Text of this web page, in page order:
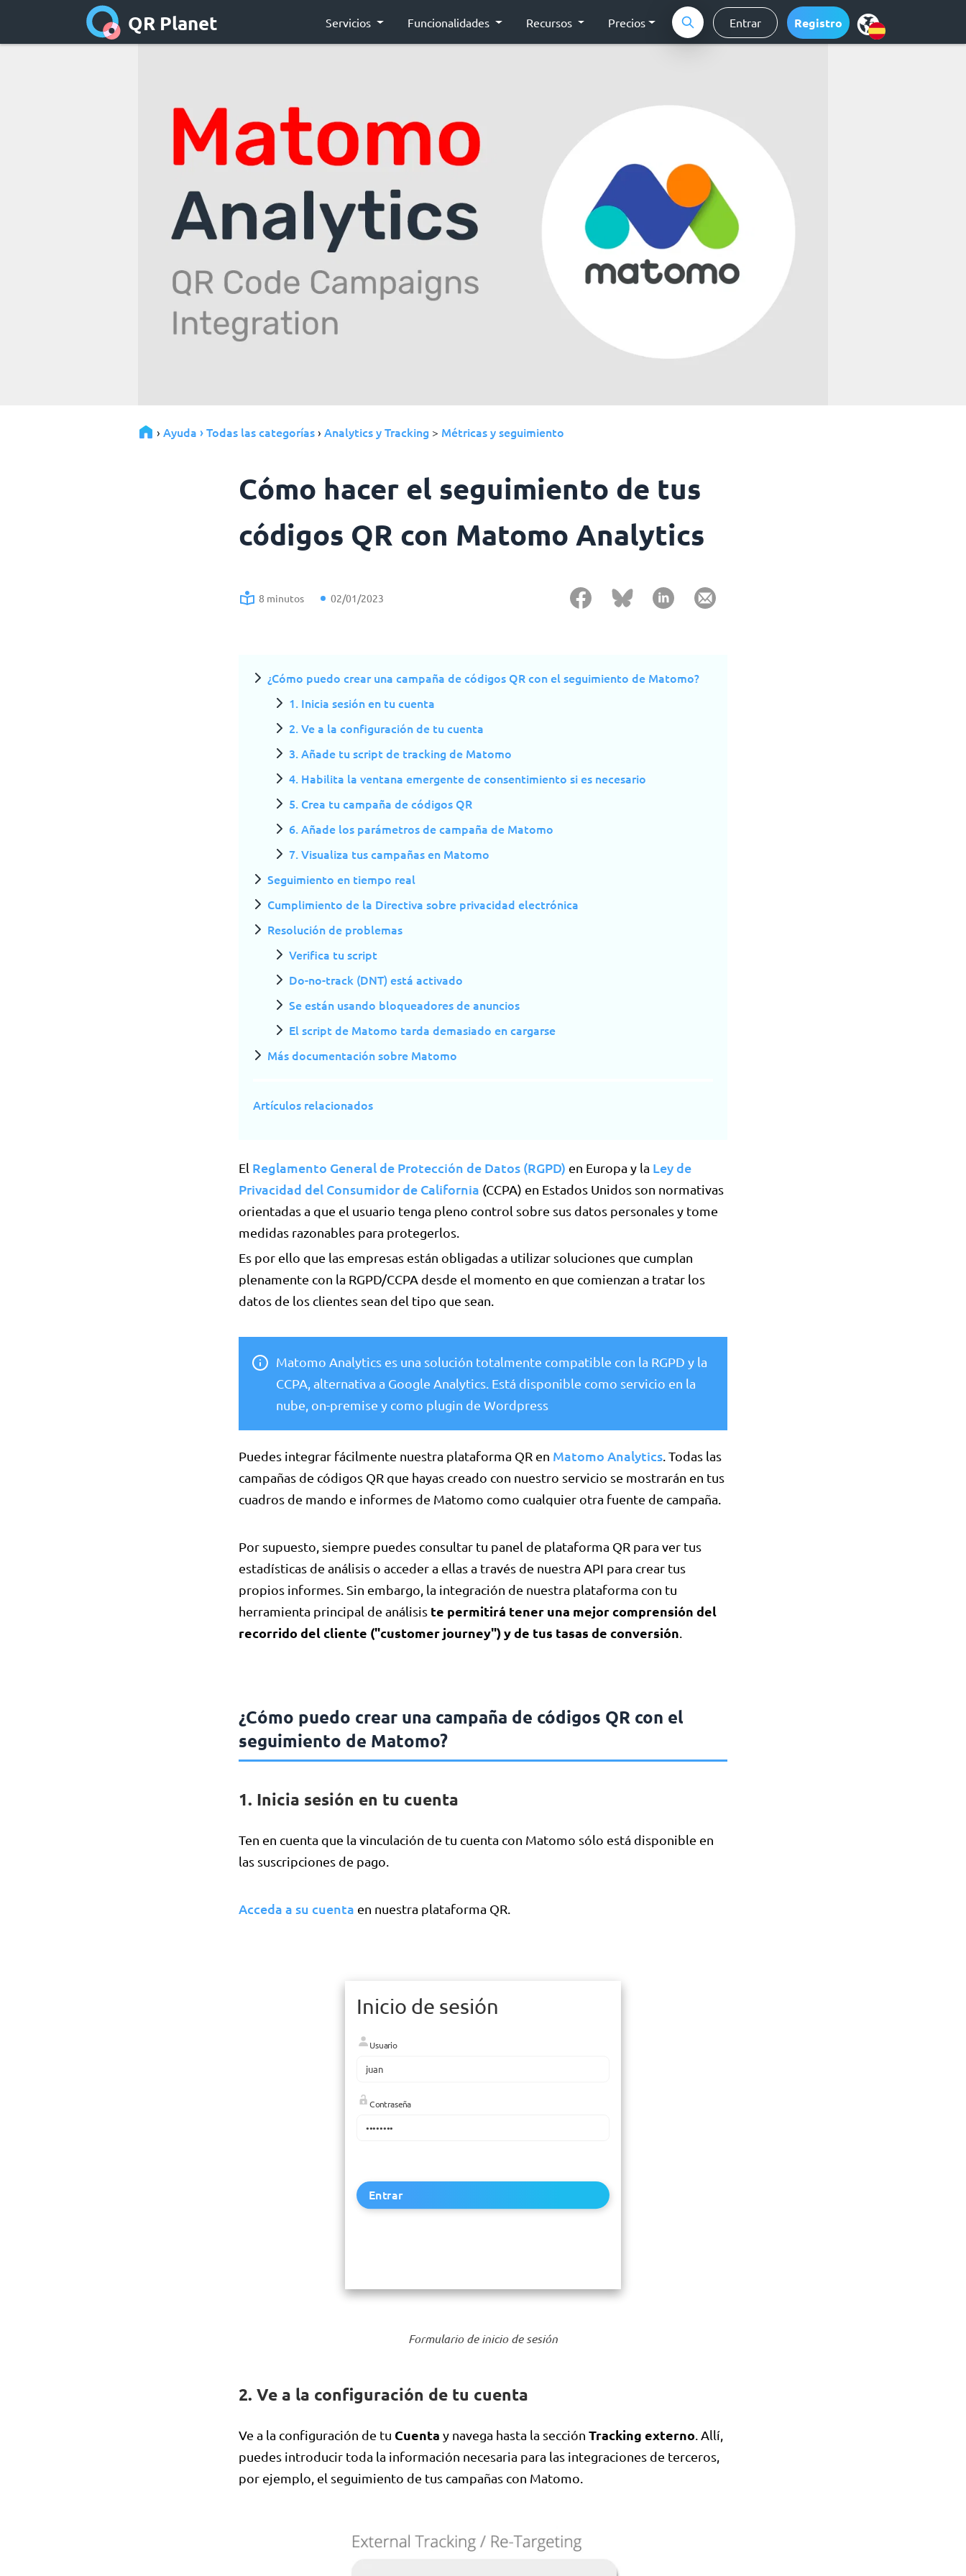
QR Planet Servicios Funcionalidades Recursos Precios Entrar Registro
› Ayuda › Todas las categorías › Analytics y Tracking > Métricas y seguimiento
Cómo hacer el seguimiento de tus
códigos QR con Matomo Analytics
8 minutos 02/01/2023
¿Cómo puedo crear una campaña de códigos QR con el seguimiento de Matomo?
1. Inicia sesión en tu cuenta
2. Ve a la configuración de tu cuenta
3. Añade tu script de tracking de Matomo
4. Habilita la ventana emergente de consentimiento si es necesario
5. Crea tu campaña de códigos QR
6. Añade los parámetros de campaña de Matomo
7. Visualiza tus campañas en Matomo
Seguimiento en tiempo real
Cumplimiento de la Directiva sobre privacidad electrónica
Resolución de problemas
Verifica tu script
Do-no-track (DNT) está activado
Se están usando bloqueadores de anuncios
El script de Matomo tarda demasiado en cargarse
Más documentación sobre Matomo
Artículos relacionados
El Reglamento General de Protección de Datos (RGPD) en Europa y la Ley de
Privacidad del Consumidor de California (CCPA) en Estados Unidos son normativas
orientadas a que el usuario tenga pleno control sobre sus datos personales y tome
medidas razonables para protegerlos.
Es por ello que las empresas están obligadas a utilizar soluciones que cumplan
plenamente con la RGPD/CCPA desde el momento en que comienzan a tratar los
datos de los clientes sean del tipo que sean.
Matomo Analytics es una solución totalmente compatible con la RGPD y la
CCPA, alternativa a Google Analytics. Está disponible como servicio en la
nube, on-premise y como plugin de Wordpress
Puedes integrar fácilmente nuestra plataforma QR en Matomo Analytics. Todas las
campañas de códigos QR que hayas creado con nuestro servicio se mostrarán en tus
cuadros de mando e informes de Matomo como cualquier otra fuente de campaña.
Por supuesto, siempre puedes consultar tu panel de plataforma QR para ver tus
estadísticas de análisis o acceder a ellas a través de nuestra API para crear tus
propios informes. Sin embargo, la integración de nuestra plataforma con tu
herramienta principal de análisis te permitirá tener una mejor comprensión del
recorrido del cliente ("customer journey") y de tus tasas de conversión.
¿Cómo puedo crear una campaña de códigos QR con el
seguimiento de Matomo?
1. Inicia sesión en tu cuenta
Ten en cuenta que la vinculación de tu cuenta con Matomo sólo está disponible en
las suscripciones de pago.
Acceda a su cuenta en nuestra plataforma QR.
Inicio de sesión
Usuario
Contraseña
Entrar
Formulario de inicio de sesión
2. Ve a la configuración de tu cuenta
Ve a la configuración de tu Cuenta y navega hasta la sección Tracking externo. Allí,
puedes introducir toda la información necesaria para las integraciones de terceros,
por ejemplo, el seguimiento de tus campañas con Matomo.